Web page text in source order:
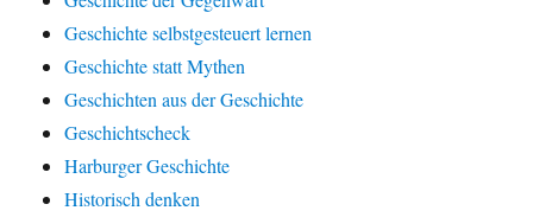
Geschichte selbstgesteuert lernen
Geschichte statt Mythen
Geschichten aus der Geschichte
Geschichtscheck
Harburger Geschichte
Historisch denken